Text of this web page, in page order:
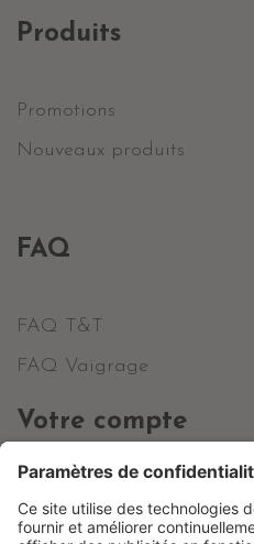
Produits
Promotions
Nouveaux produits
FAQ
FAQ T&T
FAQ Vaigrage
Votre compte
Informations personnelles
Commandes